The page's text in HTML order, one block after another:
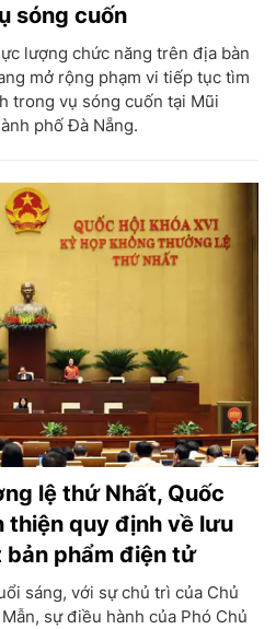
sóng cuốn
lượng chức năng trên địa bàn
mở rộng phạm vi tiếp tục tìm
trong vụ sóng cuốn tại Mũi
phố Đà Nẵng.
lệ thứ Nhất, Quốc
thiện quy định về lưu
bản phẩm điện tử
sáng, với sự chủ trì của Chủ
sự điều hành của Phó Chủ